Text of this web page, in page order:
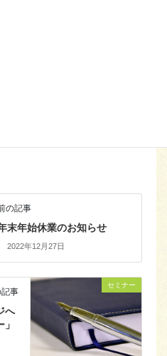
の記事
末年始休業のお知らせ
2022年12月27日
セミナー
事
へ